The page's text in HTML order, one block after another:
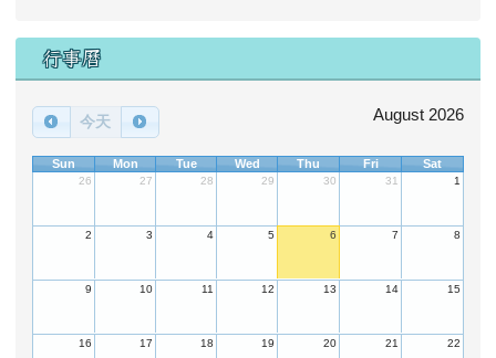
行事曆
今天 August 2026
Sun Mon Tue Wed Thu Fri Sat
26 27 28 29 30 31 1
2 3 4 5 6 7 8
9 10 11 12 13 14 15
16 17 18 19 20 21 22